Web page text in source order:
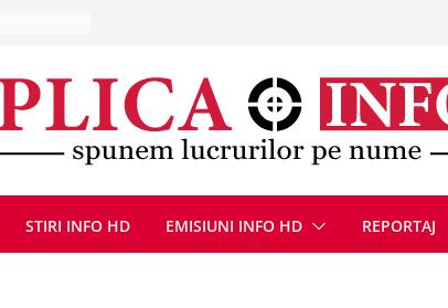
din
cu
DIN
STIRI INFO HD EMISIUNI INFO HD REPORTAJ